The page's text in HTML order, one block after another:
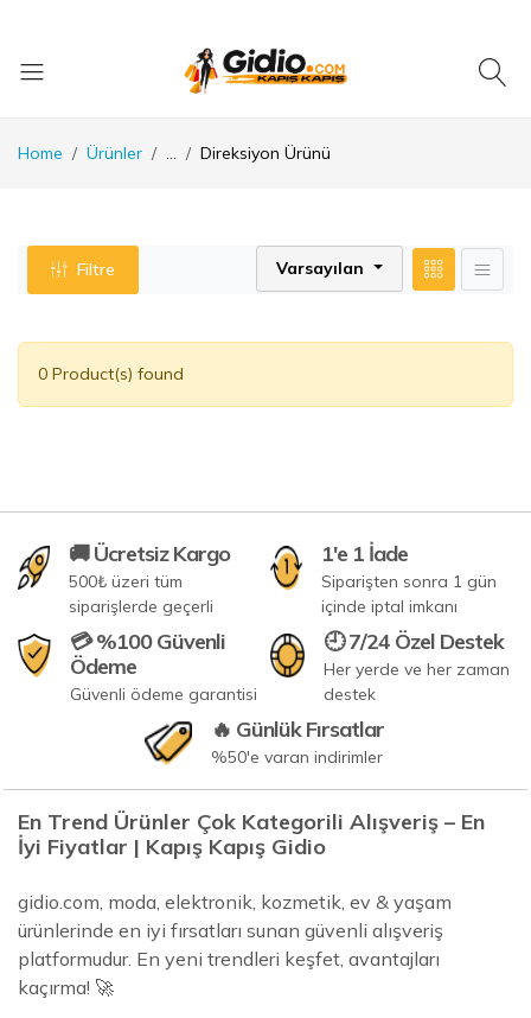
Home Ürünler ... Direksiyon Ürünü
Filtre Varsayılan
0 Product(s) found
🚚 Ücretsiz Kargo
500₺ üzeri tüm
siparişlerde geçerli
1'e 1 İade
Siparişten sonra 1 gün
içinde iptal imkanı
💳 %100 Güvenli
Ödeme
Güvenli ödeme garantisi
🕘 7/24 Özel Destek
Her yerde ve her zaman
destek
🔥 Günlük Fırsatlar
%50'e varan indirimler
En Trend Ürünler Çok Kategorili Alışveriş – En
İyi Fiyatlar | Kapış Kapış Gidio
gidio.com, moda, elektronik, kozmetik, ev & yaşam
ürünlerinde en iyi fırsatları sunan güvenli alışveriş
platformudur. En yeni trendleri keşfet, avantajları
kaçırma! 🚀